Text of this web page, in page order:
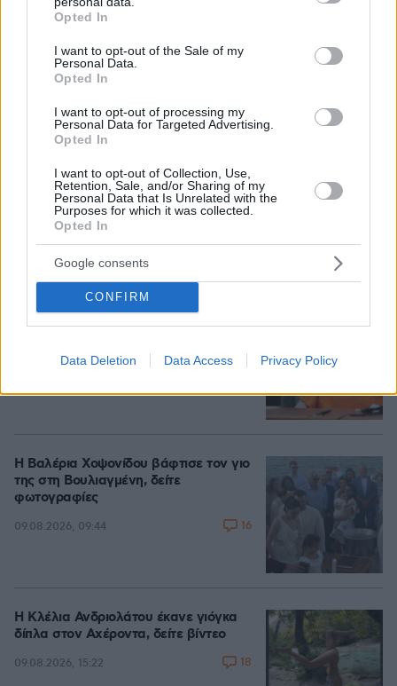
grant or deny consent to Google and its third-party tags to
use your data for below specified purposes in below Google
consent section.
Opted In
I want to opt-out of the Sale of my
Personal Data.
Opted In
I want to opt-out of processing my
Personal Data for Targeted Advertising.
Opted In
I want to opt-out of Collection, Use,
Retention, Sale, and/or Sharing of my
Personal Data that Is Unrelated with the
Purposes for which it was collected.
Opted In
Google consents
CONFIRM
Data Deletion Data Access Privacy Policy
Ποιοι βρίσκονται πίσω από το viral
τραγούδι Μου Χρωστάς Έναν
Μητροπάνο», τι απαντάνε για τη
χρήση AI
Μέσης Ανατολής: Γιατί χίλια πλήγματα
δεν ήταν αρκετά για να τους
σταματήσουν
09.08.2026, 13:59
Το σπίτι του τρόμου στο Άινταχο: Η
νύχτα που τέσσερις φοιτητές
Η Βαλέρια Χοψονίδου βάφτισε τον γιο
της στη Βουλιαγμένη, δείτε
φωτογραφίες
09.08.2026, 09:44 16
Η Κλέλια Ανδριολάτου έκανε γιόγκα
δίπλα στον Αχέροντα, δείτε βίντεο
09.08.2026, 15:22 18